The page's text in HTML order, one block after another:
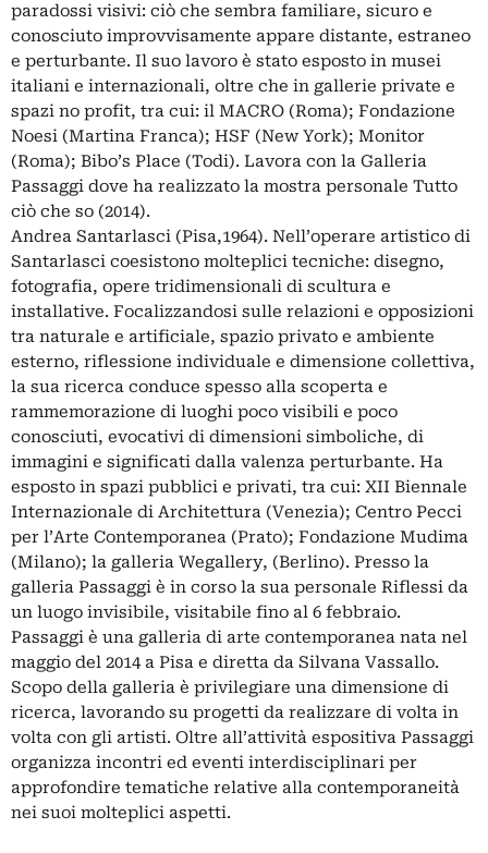
paradossi visivi: ciò che sembra familiare, sicuro e
conosciuto improvvisamente appare distante, estraneo
e perturbante. Il suo lavoro è stato esposto in musei
italiani e internazionali, oltre che in gallerie private e
spazi no profit, tra cui: il MACRO (Roma); Fondazione
Noesi (Martina Franca); HSF (New York); Monitor
(Roma); Bibo’s Place (Todi). Lavora con la Galleria
Passaggi dove ha realizzato la mostra personale Tutto
ciò che so (2014).
Andrea Santarlasci (Pisa,1964). Nell’operare artistico di
Santarlasci coesistono molteplici tecniche: disegno,
fotografia, opere tridimensionali di scultura e
installative. Focalizzandosi sulle relazioni e opposizioni
tra naturale e artificiale, spazio privato e ambiente
esterno, riflessione individuale e dimensione collettiva,
la sua ricerca conduce spesso alla scoperta e
rammemorazione di luoghi poco visibili e poco
conosciuti, evocativi di dimensioni simboliche, di
immagini e significati dalla valenza perturbante. Ha
esposto in spazi pubblici e privati, tra cui: XII Biennale
Internazionale di Architettura (Venezia); Centro Pecci
per l’Arte Contemporanea (Prato); Fondazione Mudima
(Milano); la galleria Wegallery, (Berlino). Presso la
galleria Passaggi è in corso la sua personale Riflessi da
un luogo invisibile, visitabile fino al 6 febbraio.
Passaggi è una galleria di arte contemporanea nata nel
maggio del 2014 a Pisa e diretta da Silvana Vassallo.
Scopo della galleria è privilegiare una dimensione di
ricerca, lavorando su progetti da realizzare di volta in
volta con gli artisti. Oltre all’attività espositiva Passaggi
organizza incontri ed eventi interdisciplinari per
approfondire tematiche relative alla contemporaneità
nei suoi molteplici aspetti.